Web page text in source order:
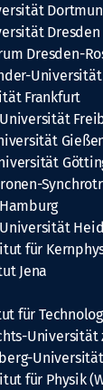
Dresden
Dresden-
Frankfurt
für
Jena
für
Universität
für Physik